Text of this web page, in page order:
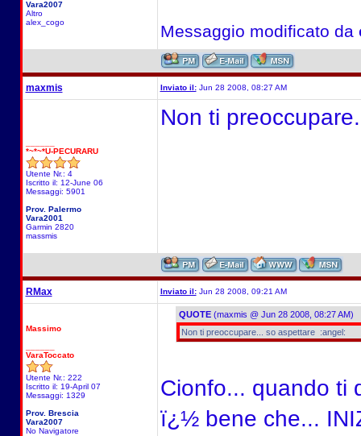
Vara2007
Altro
alex_cogo
Messaggio modificato da
maxmis Inviato il:Jun 28 2008, 08:27 AM
*~*~*U-PECURARU
Utente Nr.: 4
Iscritto il: 12-June 06
Messaggi: 5901
Prov. Palermo
Vara2001
Garmin 2820
massmis
Non ti
RMax Inviato il:Jun 28 2008, 09:21 AM
Massimo
VaraToccato
Utente Nr.: 222
Iscritto il: 19-April 07
Messaggi: 1329
Prov. Brescia
Vara2007
No Navigatore
QUOTE(maxmis @ Jun 28 2008, 08:27 AM)
Non ti preoccupare... so aspettare :angel:
Cionfo... quando ti
ï¿½ bene che...